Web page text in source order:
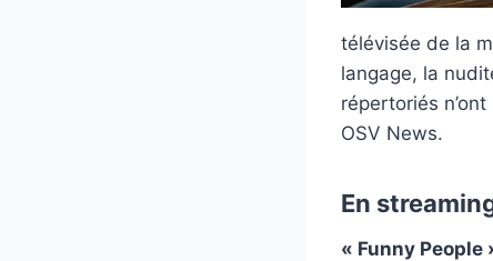
télévisée de la
langage, la
répertoriés
OSV News.
En
« Funny